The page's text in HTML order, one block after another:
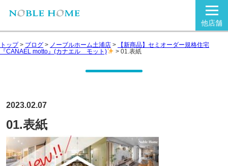
他店舗
トップ> ブログ > ノーブルホーム土浦店 >
【新商品】セミオーダー規格住宅
『CANAEL motto』(カナエル モット)
> 01.表紙
2023.02.07
01.表紙